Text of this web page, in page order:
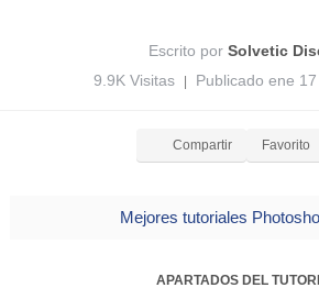
Escrito por Solvetic
9.9K Visitas
Publicado ene
Compartir Favorito
Mejores tutoriales
APARTADOS DEL